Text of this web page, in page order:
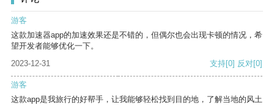
游客
这款加速器app的加速效果还是不错的，但偶尔也会出现卡顿的情况，希
望开发者能够优化一下。
2023-12-31
支持[0] 反对[0]
游客
这款app是我旅行的好帮手，让我能够轻松找到目的地，了解当地的风土